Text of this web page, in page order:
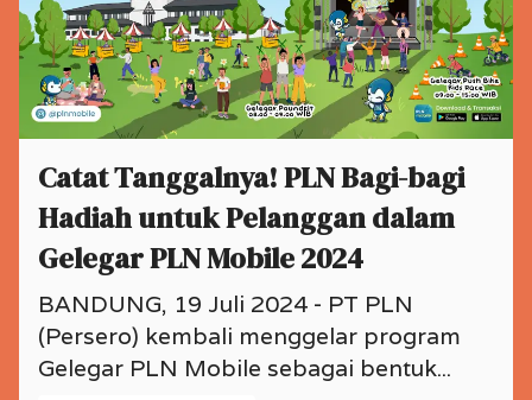
Catat Tanggalnya! PLN Bagi-bagi
Hadiah untuk Pelanggan dalam
Gelegar PLN Mobile 2024
BANDUNG, 19 Juli 2024 - PT PLN
(Persero) kembali menggelar program
Gelegar PLN Mobile sebagai bentuk...